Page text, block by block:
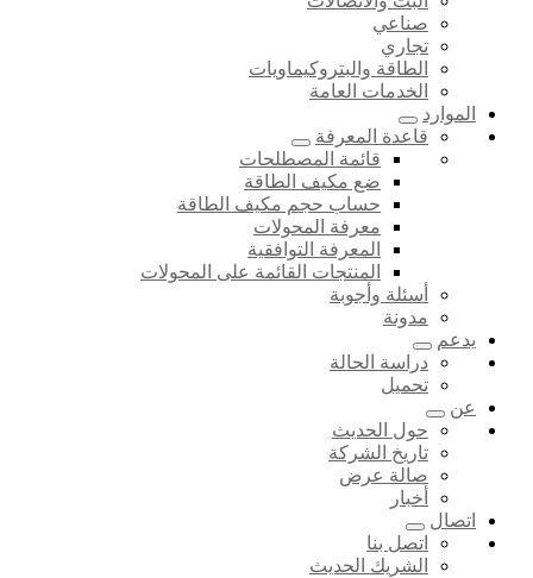
صناعي
تجاري
الطاقة والبتروكيماويات
الخدمات العامة
الموارد
قاعدة المعرفة
قائمة المصطلحات
ضع مكيف الطاقة
حساب حجم مكيف الطاقة
معرفة المحولات
المعرفة التوافقية
المنتجات القائمة على المحولات
أسئلة وأجوبة
مدونة
يدعم
دراسة الحالة
تحميل
عن
حول الحديث
تاريخ الشركة
صالة عرض
أخبار
اتصال
اتصل بنا
الشريك الحديث